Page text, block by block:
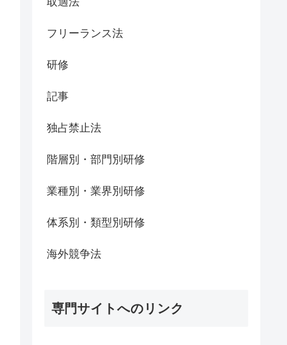
フリーランス法
研修
記事
独占禁止法
階層別・部門別研修
業種別・業界別研修
体系別・類型別研修
海外競争法
専門サイトへのリンク